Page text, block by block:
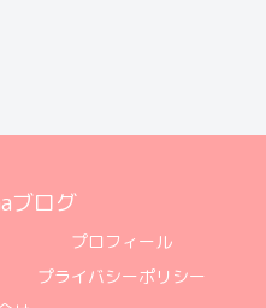
ブログ
プロフィール
プライバシーポリシー